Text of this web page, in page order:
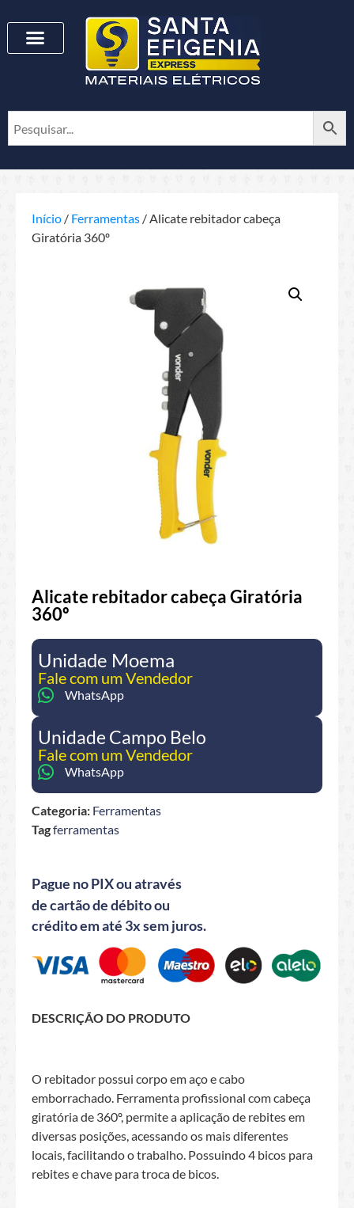
Início / Ferramentas / Alicate rebitador cabeça
Giratória 360º
Alicate rebitador cabeça Giratória
360º
Unidade Moema
Fale com um Vendedor
WhatsApp
Unidade Campo Belo
Fale com um Vendedor
WhatsApp
Categoria: Ferramentas
Tagferramentas
Pague no PIX ou através
de cartão de débito ou
crédito em até 3x sem juros.
DESCRIÇÃO DO PRODUTO
O rebitador possui corpo em aço e cabo
emborrachado. Ferramenta profissional com cabeça
giratória de 360º, permite a aplicação de rebites em
diversas posições, acessando os mais diferentes
locais, facilitando o trabalho. Possuindo 4 bicos para
rebites e chave para troca de bicos.